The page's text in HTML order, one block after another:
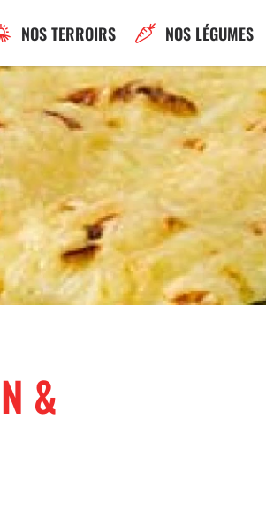
NOS TERROIRS NOS LÉGUMES
&